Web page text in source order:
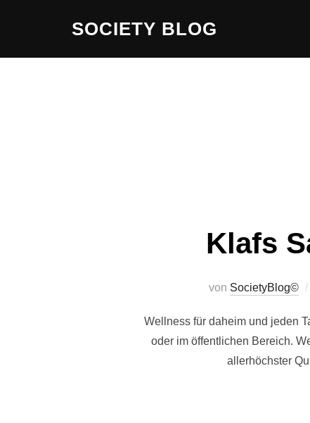
SOCIETY BLOG
Klafs
von SocietyBlog©
Wellness für daheim und jeden
oder im öffentlichen Bereich.
allerhöchster